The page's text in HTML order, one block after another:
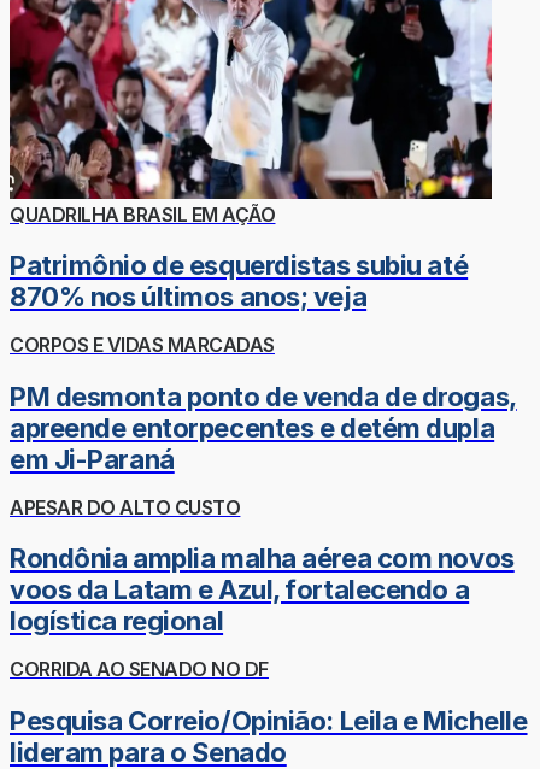
QUADRILHA BRASIL EM AÇÃO
Patrimônio de esquerdistas subiu até
870% nos últimos anos; veja
CORPOS E VIDAS MARCADAS
PM desmonta ponto de venda de drogas,
apreende entorpecentes e detém dupla
em Ji-Paraná
APESAR DO ALTO CUSTO
Rondônia amplia malha aérea com novos
voos da Latam e Azul, fortalecendo a
logística regional
CORRIDA AO SENADO NO DF
Pesquisa Correio/Opinião: Leila e Michelle
lideram para o Senado